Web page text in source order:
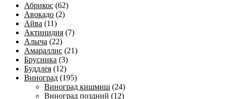
Абрикос (62)
Авокадо (2)
Айва (11)
Актинидия (7)
Алыча (22)
Амараллис (21)
Брусника (3)
Буддлея (12)
Виноград (195)
Виноград кишмиш (24)
Виноград поздний (12)